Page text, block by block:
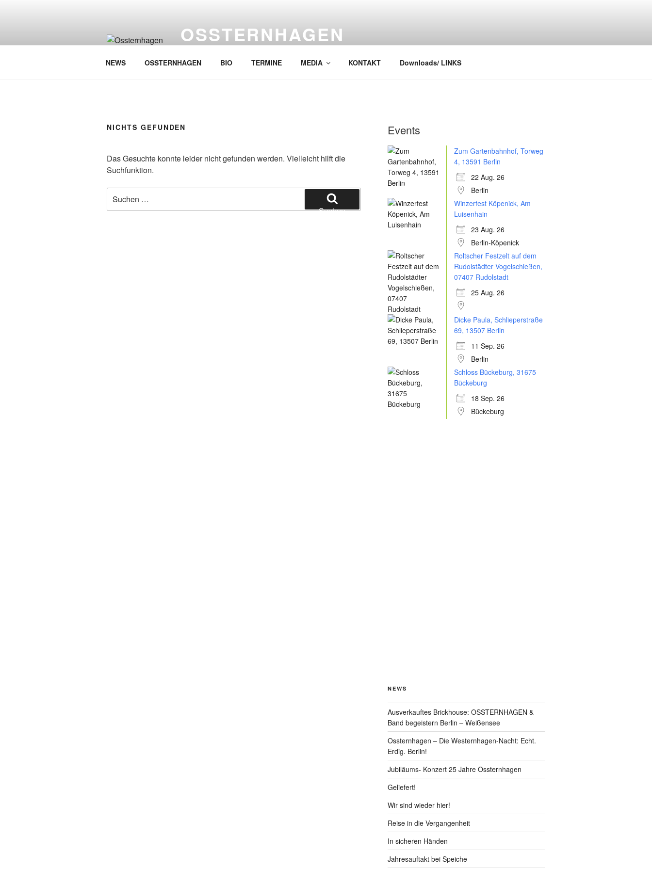
OSSTERNHAGEN
NEWS OSSTERNHAGEN BIO TERMINE MEDIA KONTAKT Downloads/ LINKS
NICHTS GEFUNDEN
Das Gesuchte konnte leider nicht gefunden werden. Vielleicht hilft die
Suchfunktion.
Suchen
nach:
Suchen
Events
Zum Gartenbahnhof, Torweg
4, 13591 Berlin
22 Aug. 26
Berlin
Winzerfest Köpenick, Am
Luisenhain
23 Aug. 26
Berlin-Köpenick
Roltscher Festzelt auf dem
Rudolstädter Vogelschießen,
07407 Rudolstadt
25 Aug. 26
Dicke Paula, Schlieperstraße
69, 13507 Berlin
11 Sep. 26
Berlin
Schloss Bückeburg, 31675
Bückeburg
18 Sep. 26
Bückeburg
NEWS
Ausverkauftes Brickhouse: OSSTERNHAGEN &
Band begeistern Berlin – Weißensee
Ossternhagen – Die Westernhagen-Nacht: Echt.
Erdig. Berlin!
Jubiläums- Konzert 25 Jahre Ossternhagen
Geliefert!
Wir sind wieder hier!
Reise in die Vergangenheit
In sicheren Händen
Jahresauftakt bei Speiche